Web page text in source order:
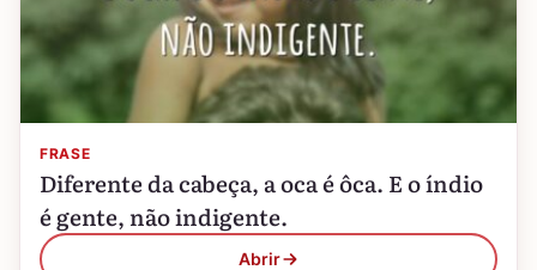
FRASE
Diferente da cabeça, a oca é ôca. E o índio
é gente, não indigente.
Abrir